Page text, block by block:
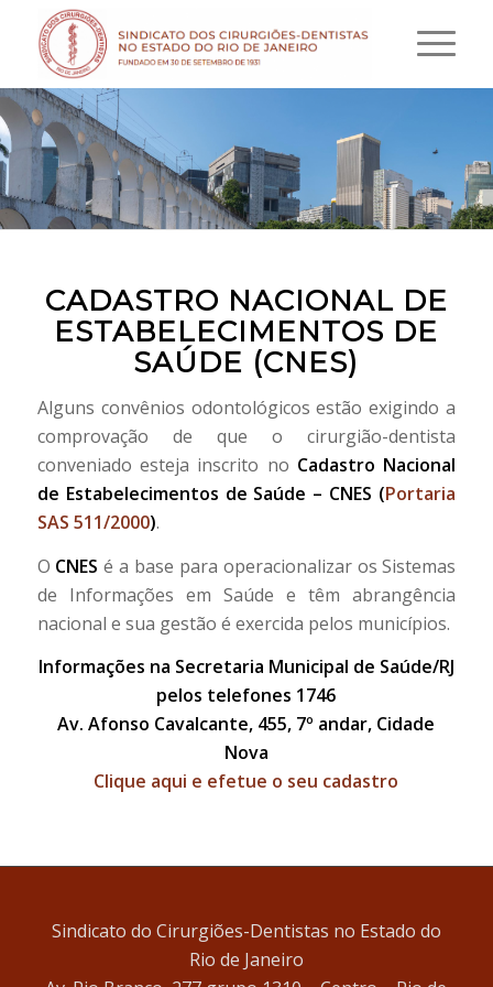
CADASTRO NACIONAL DE
ESTABELECIMENTOS DE
SAÚDE (CNES)
Alguns convênios odontológicos estão exigindo a
comprovação de que o cirurgião-dentista
conveniado esteja inscrito no Cadastro Nacional
de Estabelecimentos de Saúde – CNES (Portaria
SAS 511/2000).
O CNES é a base para operacionalizar os Sistemas
de Informações em Saúde e têm abrangência
nacional e sua gestão é exercida pelos municípios.
Informações na Secretaria Municipal de Saúde/RJ
pelos telefones 1746
Av. Afonso Cavalcante, 455, 7º andar, Cidade
Nova
Clique aqui e efetue o seu cadastro
Sindicato do Cirurgiões-Dentistas no Estado do
Rio de Janeiro